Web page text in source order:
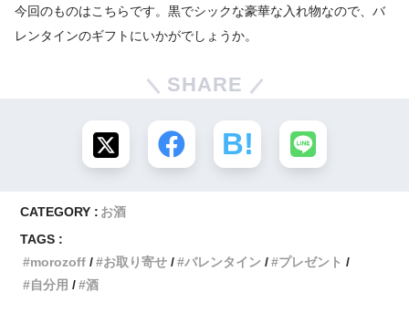
今回のものはこちらです。黒でシックな豪華な入れ物なので、バ
レンタインのギフトにいかがでしょうか。
SHARE
CATEGORY : お酒
TAGS :
morozoff
お取り寄せ バレンタイン
プレゼント
自分用
酒